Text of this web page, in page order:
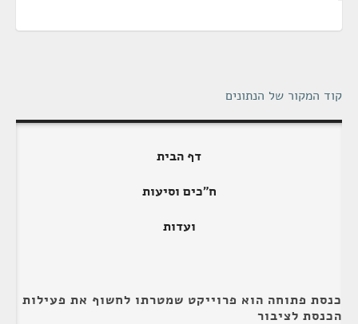
קוד המקור של הנתונים
דף הבית
ח"כים וסיעות
ועדות
כנסת פתוחה הוא פרוייקט שמטרתו לחשוף את פעילות
הכנסת לציבור